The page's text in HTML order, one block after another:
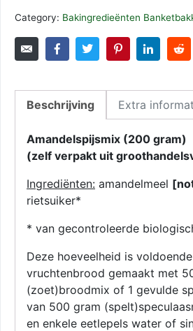
Category: Bakingredieënten
Beschrijving Extra
Amandelspijsmix (200 gram)
(zelf verpakt uit
Ingrediënten: amandelmeel
rietsuiker*
* van gecontroleerde
Deze hoeveelheid is
vruchtenbrood gemaakt met
(zoet)broodmix of 1 gevulde
van 500 gram
en enkele eetlepels water of